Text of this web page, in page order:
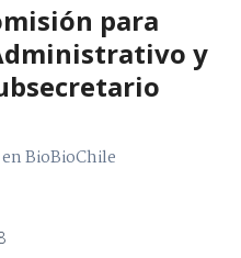
para
y
BioBioChile